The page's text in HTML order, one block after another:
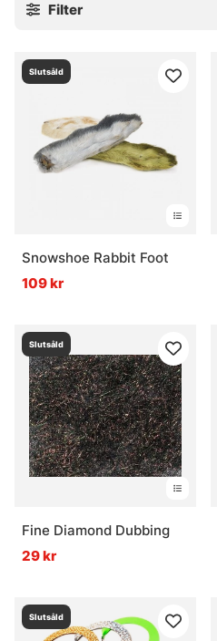
Filter
Slutsåld
Snowshoe Rabbit Foot
109 kr
Slutsåld
Fine Diamond Dubbing
29 kr
Slutsåld